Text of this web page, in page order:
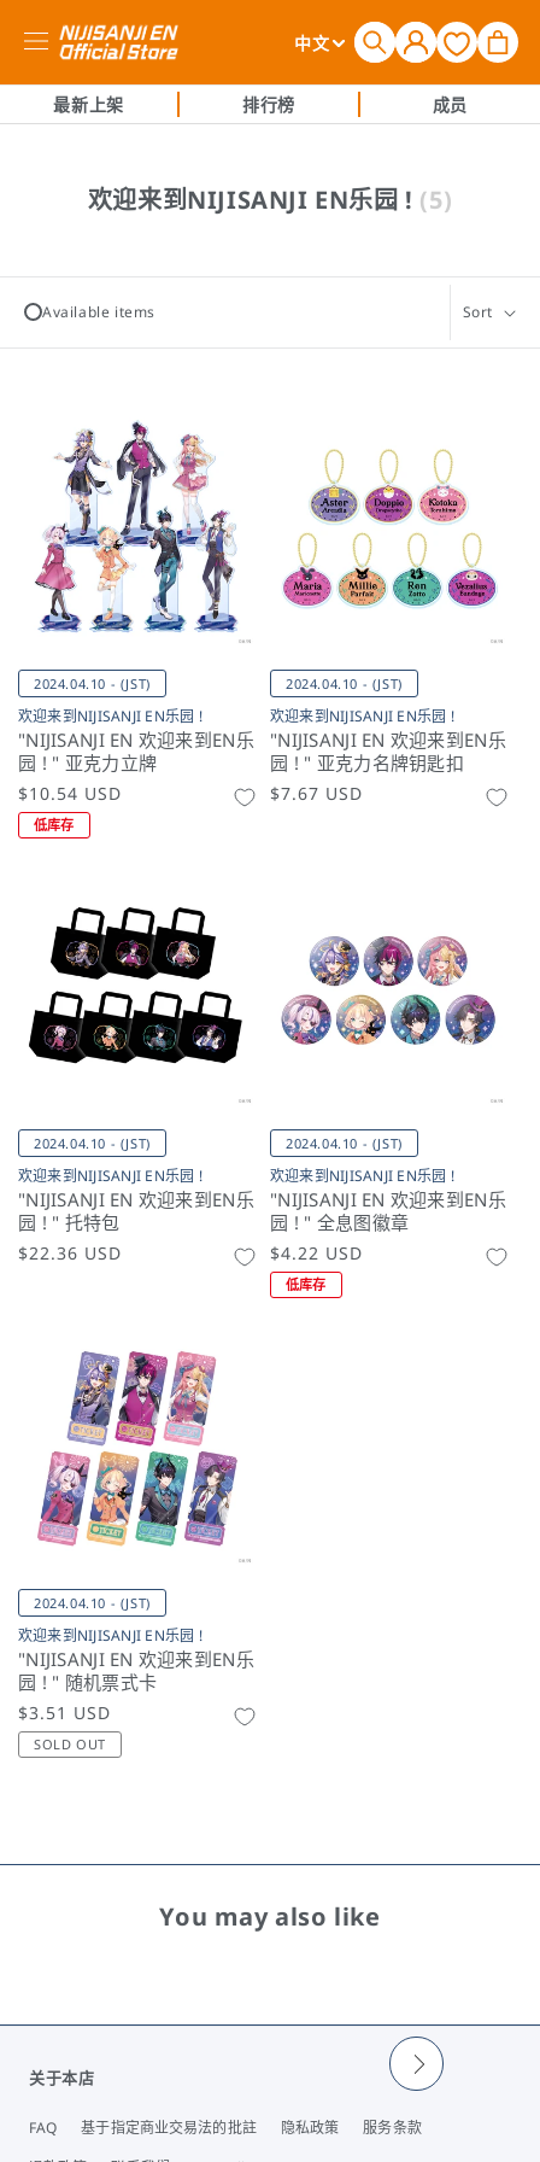
语
中文
登
录
物
最新上架
排行榜 成员
收
欢迎来到NIJISANJI EN乐园 ! (5)
Available items Sort
2024.04.10 - (JST)
欢迎来到NIJISANJI EN乐园 !
"NIJISANJI EN 欢迎来到EN乐
园 ! " 亚克力立牌
常
规
价
$10.54 USD
低库存
2024.04.10 - (JST)
欢迎来到NIJISANJI EN乐园 !
"NIJISANJI EN 欢迎来到EN乐
园 ! " 亚克力名牌钥匙扣
常
$7.67 USD
2024.04.10 - (JST)
欢迎来到NIJISANJI EN乐园 !
"NIJISANJI EN 欢迎来到EN乐
园 ! " 托特包
常
$22.36 USD
2024.04.10 - (JST)
欢迎来到NIJISANJI EN乐园 !
"NIJISANJI EN 欢迎来到EN乐
园 ! " 全息图徽章
常
规
价
$4.22 USD
低库存
2024.04.10 - (JST)
欢迎来到NIJISANJI EN乐园 !
"NIJISANJI EN 欢迎来到EN乐
园 ! " 随机票式卡
常
规
价
$3.51 USD
SOLD OUT
You may also like
关于本店
FAQ 基于指定商业交易法的批註 隐私政策
服务条款